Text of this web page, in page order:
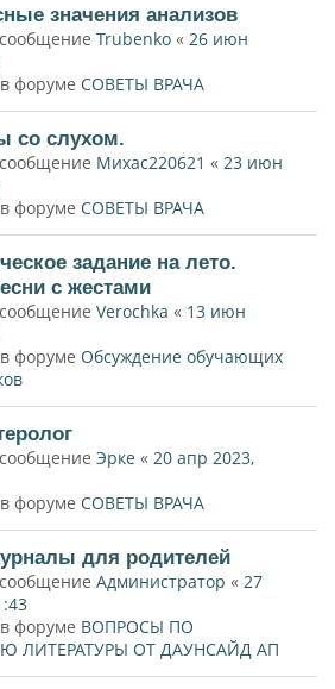
значения анализов
Trubenko « 26 июн
форуме СОВЕТЫ ВРАЧА
со слухом.
Михас220621 « 23 июн
форуме СОВЕТЫ ВРАЧА
задание на лето.
с жестами
Verochka « 13 июн
форуме Обсуждение обучающих
Эрке « 20 апр 2023,
форуме СОВЕТЫ ВРАЧА
для родителей
Администратор « 27
форуме ВОПРОСЫ ПО
ЛИТЕРАТУРЫ ОТ ДАУНСАЙД АП